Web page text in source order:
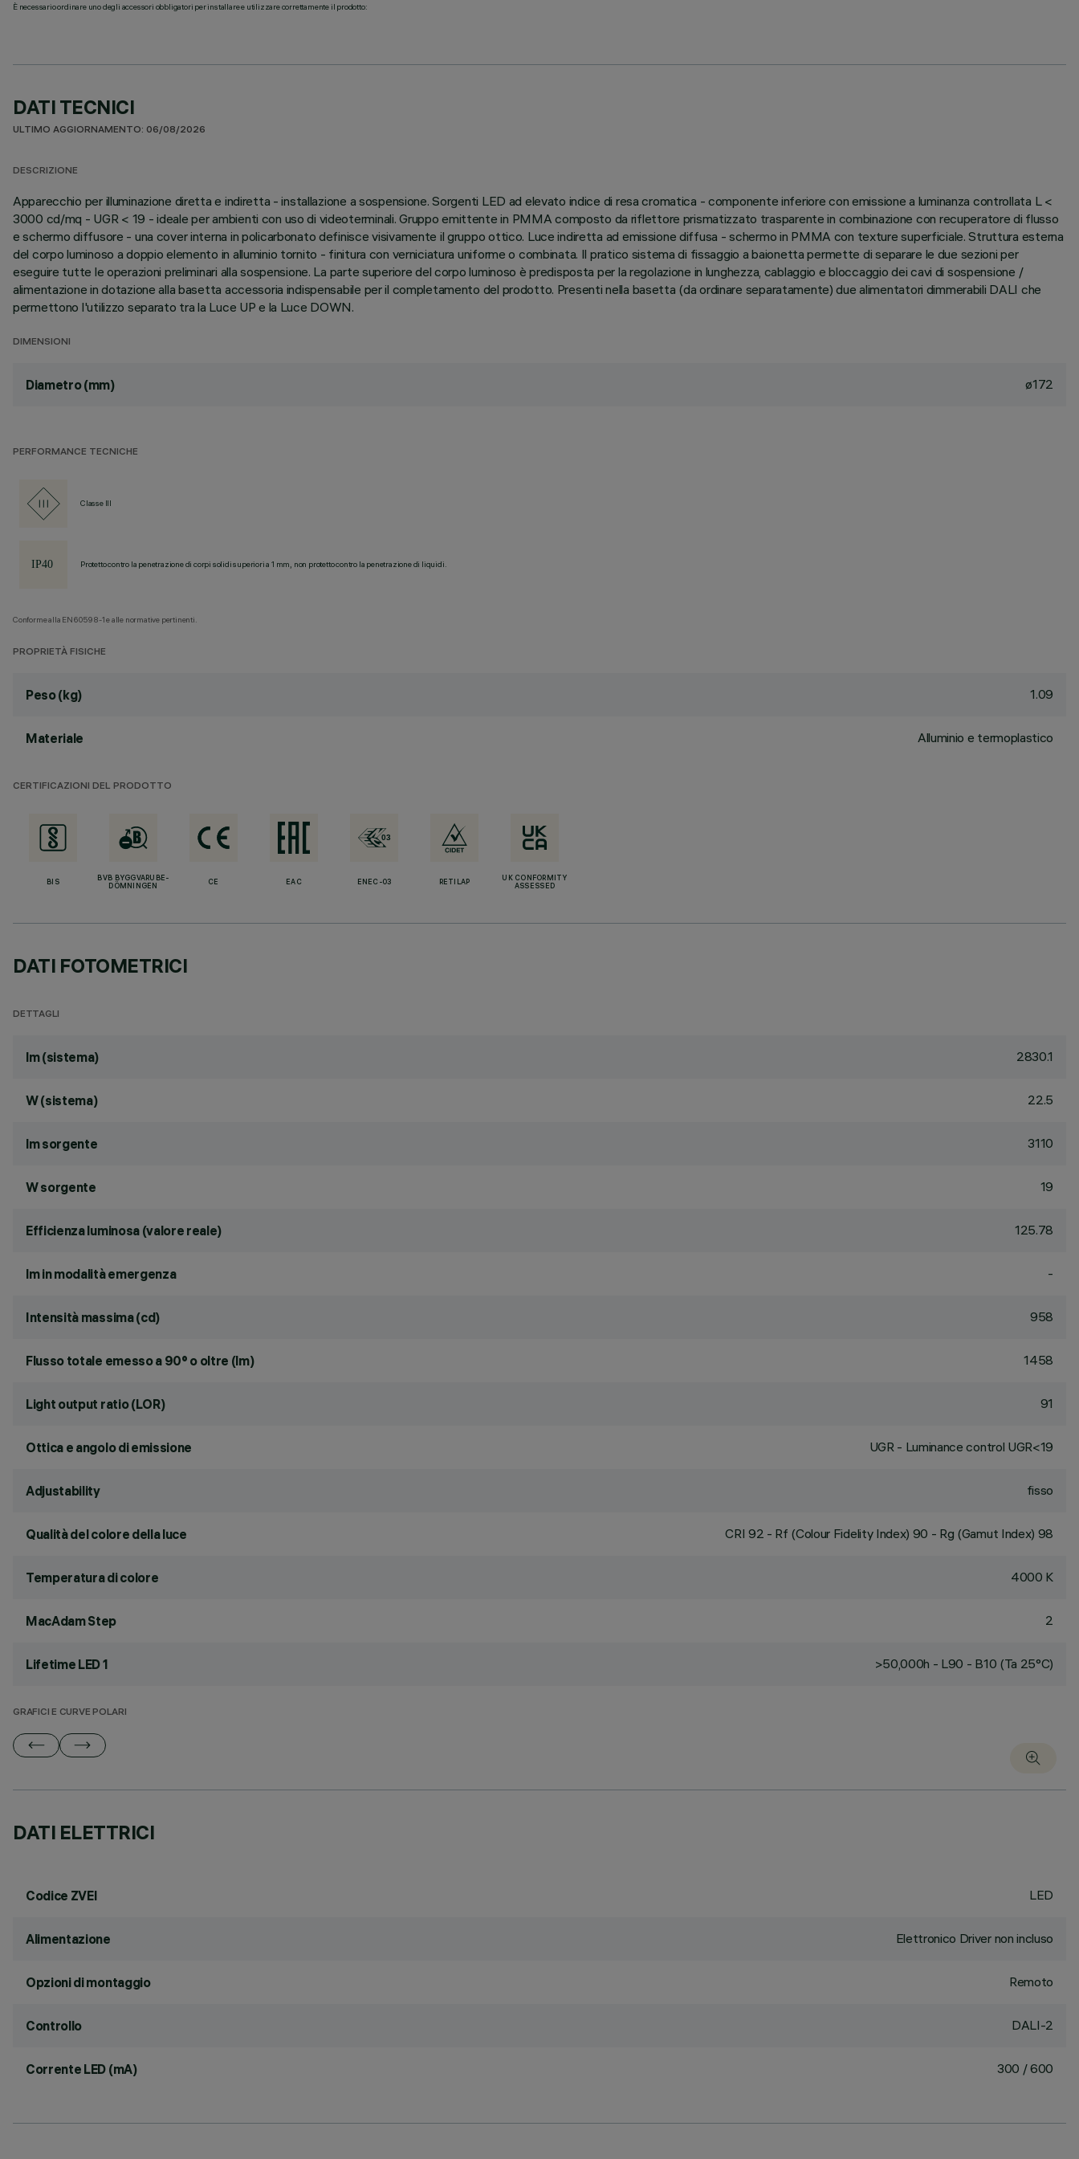
È necessario ordinare uno degli accessori obbligatori per installare e utilizzare correttamente il prodotto:
DATI TECNICI
ULTIMO AGGIORNAMENTO: 06/08/2026
DESCRIZIONE
Apparecchio per illuminazione diretta e indiretta - installazione a sospensione. Sorgenti LED ad elevato indice di resa cromatica - componente inferiore con emissione a luminanza controllata L <
3000 cd/mq - UGR < 19 - ideale per ambienti con uso di videoterminali. Gruppo emittente in PMMA composto da riflettore prismatizzato trasparente in combinazione con recuperatore di flusso
e schermo diffusore - una cover interna in policarbonato definisce visivamente il gruppo ottico. Luce indiretta ad emissione diffusa - schermo in PMMA con texture superficiale. Struttura esterna
del corpo luminoso a doppio elemento in alluminio tornito - finitura con verniciatura uniforme o combinata. Il pratico sistema di fissaggio a baionetta permette di separare le due sezioni per
eseguire tutte le operazioni preliminari alla sospensione. La parte superiore del corpo luminoso è predisposta per la regolazione in lunghezza, cablaggio e bloccaggio dei cavi di sospensione /
alimentazione in dotazione alla basetta accessoria indispensabile per il completamento del prodotto. Presenti nella basetta (da ordinare separatamente) due alimentatori dimmerabili DALI che
permettono l'utilizzo separato tra la Luce UP e la Luce DOWN.
DIMENSIONI
Diametro (mm) ø172
PERFORMANCE TECNICHE
Classe III
Protetto contro la penetrazione di corpi solidi superiori a 1 mm, non protetto contro la penetrazione di liquidi.
Conforme alla EN60598-1 e alle normative pertinenti.
PROPRIETÀ FISICHE
Peso (kg) 1.09
Materiale Alluminio e termoplastico
CERTIFICAZIONI DEL PRODOTTO
BIS
BVB BYGGVARUBE-
DÖMNINGEN
CE EAC ENEC-03 RETILAP
UK CONFORMITY
ASSESSED
DATI FOTOMETRICI
DETTAGLI
lm (sistema) 2830.1
W (sistema) 22.5
lm sorgente 3110
W sorgente 19
Efficienza luminosa (valore reale) 125.78
lm in modalità emergenza -
Intensità massima (cd) 958
Flusso totale emesso a 90° o oltre (lm) 1458
Light output ratio (LOR) 91
Ottica e angolo di emissione UGR - Luminance control UGR<19
Adjustability fisso
Qualità del colore della luce CRI 92 - Rf (Colour Fidelity Index) 90 - Rg (Gamut Index) 98
Temperatura di colore 4000 K
MacAdam Step 2
Lifetime LED 1 >50,000h - L90 - B10 (Ta 25°C)
GRAFICI E CURVE POLARI
DATI ELETTRICI
Codice ZVEI LED
Alimentazione Elettronico Driver non incluso
Opzioni di montaggio Remoto
Controllo DALI-2
Corrente LED (mA) 300 / 600